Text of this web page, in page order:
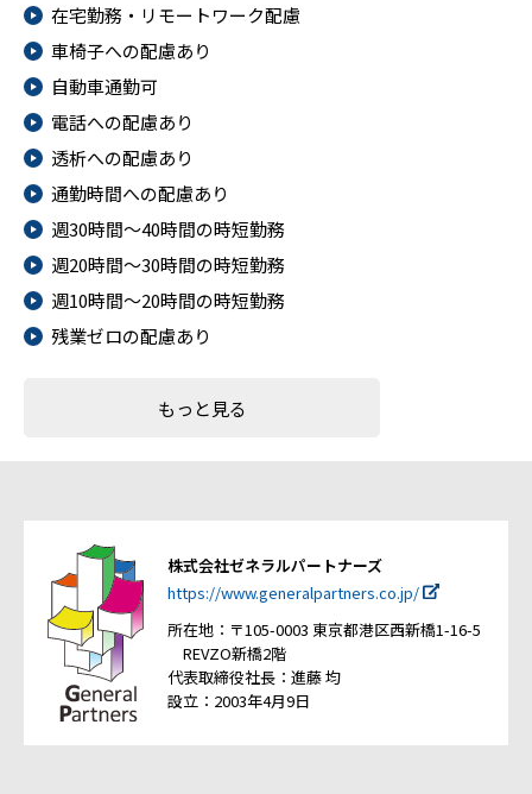
在宅勤務・リモートワーク配慮
車椅子への配慮あり
自動車通勤可
電話への配慮あり
透析への配慮あり
通勤時間への配慮あり
週30時間～40時間の時短勤務
週20時間～30時間の時短勤務
週10時間～20時間の時短勤務
残業ゼロの配慮あり
もっと見る
株式会社ゼネラルパートナーズ
https://www.generalpartners.co.jp/
所在地：〒105-0003 東京都港区西新橋1-16-5
REVZO新橋2階
代表取締役社長：進藤 均
設立：2003年4月9日